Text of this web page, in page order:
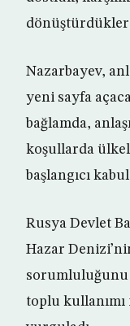
Nazarbayev,
yeni sayfa
bağlamda,
koşullarda
başlangıcı
Rusya Devlet
Hazar
sorumluluğunu
toplu